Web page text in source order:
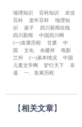
地理知识 百科知识
农业
百科
老年百科
地理知
识
孩子
四川新闻在线
四川新闻
中国四川网
(一)发展历程
甘肃
中
国
文化 余建祥
电影
兰州
(一)基本情况
中国
儿童文学网
驴行天下
非
遗
一、发展历程
【相关文章】